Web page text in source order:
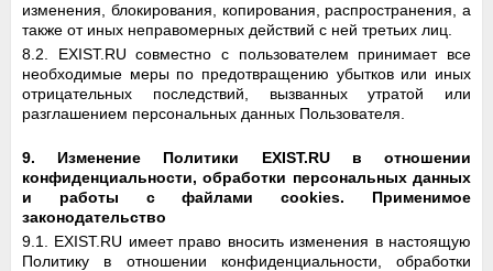
изменения, блокирования, копирования, распространения, а
также от иных неправомерных действий с ней третьих лиц.
8.2. EXIST.RU совместно с пользователем принимает все
необходимые меры по предотвращению убытков или иных
отрицательных последствий, вызванных утратой или
разглашением персональных данных Пользователя.
9. Изменение Политики EXIST.RU в отношении
конфиденциальности, обработки персональных данных
и работы с файлами cookies. Применимое
законодательство
9.1. EXIST.RU имеет право вносить изменения в настоящую
Политику в отношении конфиденциальности, обработки